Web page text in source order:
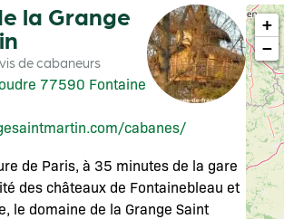
la Grange
de cabaneurs
77590 Fontaine
cabanes/
de Paris, à 35 minutes de la gare
des châteaux de Fontainebleau et
le domaine de la Grange Saint
+
−